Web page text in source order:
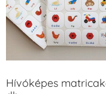
Hívóképes